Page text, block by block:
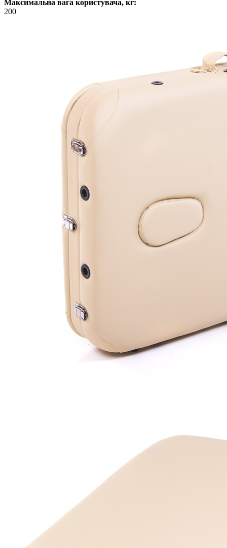
Максимальна вага користувача, кг:
200